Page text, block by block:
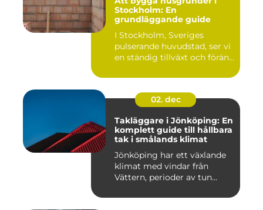
Stockholm: En
grundläggande guide
I Stockholm, Sveriges
pulserande huvudstad, ser vi
en ständig tillväxt och förän...
02. dec
Takläggare i Jönköping: En
komplett guide till hållbara
tak i smålands klimat
Jönköping har ett växlande
klimat med vindar från
Vättern, perioder av tun...